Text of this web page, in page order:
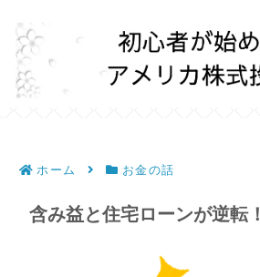
ホーム お金の話
含み益と住宅ローンが逆転！